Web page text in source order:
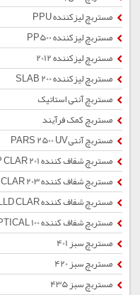
مستربچ لیزکننده PPU
مستربچ لیزکننده PP500
مستربچ لیزکننده 2012
مستربچ لیزکننده SLAB 200
مستربچ آنتی استاتیک
مستربچ کمک فرآیند
مستربچ آنتیPARS 2500 UV
مستربچ شفاف کننده PP CLAR 201
مستربچ شفاف کننده PP CLAR 203
مستربچ شفاف کننده LLD CLAR
مستربچ شفاف کننده OPTICAL 100
مستربچ سبز 401
مستربچ سبز 420
مستربچ سبز 435